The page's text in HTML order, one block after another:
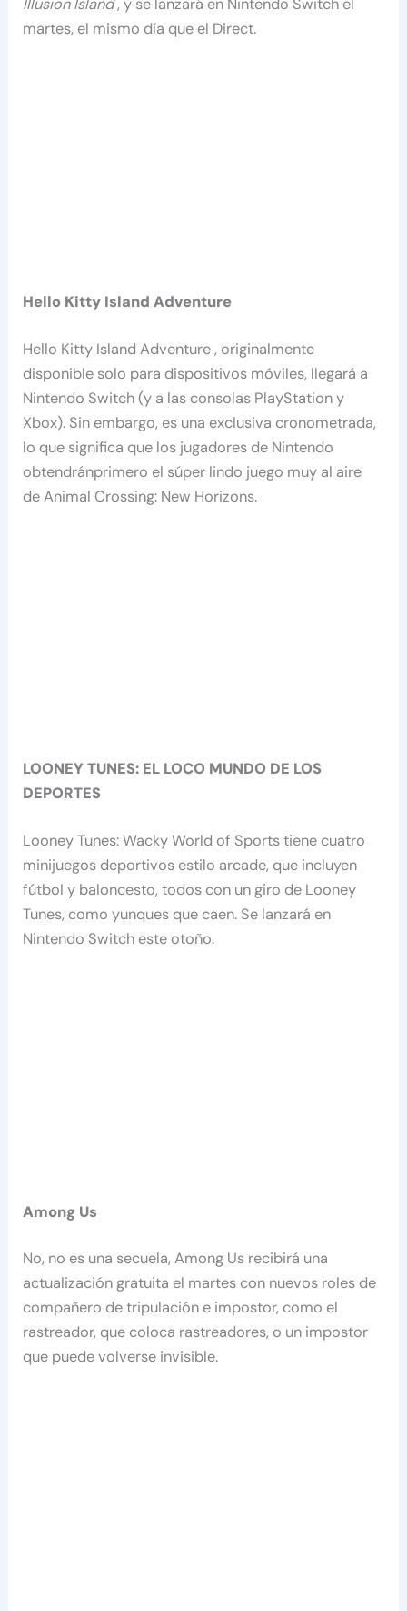
Illusion Island, y se lanzará en Nintendo Switch el
martes, el mismo día que el Direct.
Hello Kitty Island Adventure
Hello Kitty Island Adventure , originalmente
disponible solo para dispositivos móviles, llegará a
Nintendo Switch (y a las consolas PlayStation y
Xbox). Sin embargo, es una exclusiva cronometrada,
lo que significa que los jugadores de Nintendo
obtendránprimero el súper lindo juego muy al aire
de Animal Crossing: New Horizons.
LOONEY TUNES: EL LOCO MUNDO DE LOS
DEPORTES
Looney Tunes: Wacky World of Sports tiene cuatro
minijuegos deportivos estilo arcade, que incluyen
fútbol y baloncesto, todos con un giro de Looney
Tunes, como yunques que caen. Se lanzará en
Nintendo Switch este otoño.
Among Us
No, no es una secuela, Among Us recibirá una
actualización gratuita el martes con nuevos roles de
compañero de tripulación e impostor, como el
rastreador, que coloca rastreadores, o un impostor
que puede volverse invisible.